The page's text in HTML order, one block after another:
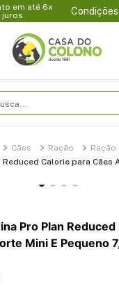
em até 6x
juros
Cães Ração Ração
Reduced Calorie para Cães
Pro Plan
Mini E Pequeno